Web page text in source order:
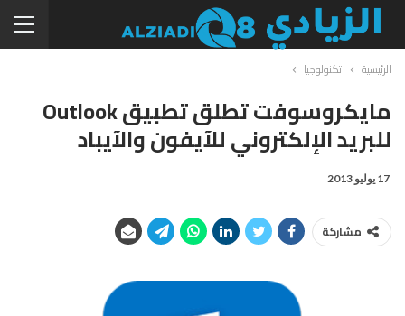
الرئيسية تكنولوجيا
مايكروسوفت تطلق تطبيق Outlook
للبريد الإلكتروني للآيفون والآيباد
17 يوليو 2013
مشاركة